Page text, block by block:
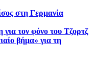
στη Γερμανία
τον φόνο του Τζορτζ
βήμα» για τη